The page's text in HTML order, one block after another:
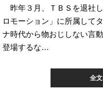
昨年３月、ＴＢＳを退社
ロモーション」に所属して
ナ時代から物おじしない言
登場するな…
全